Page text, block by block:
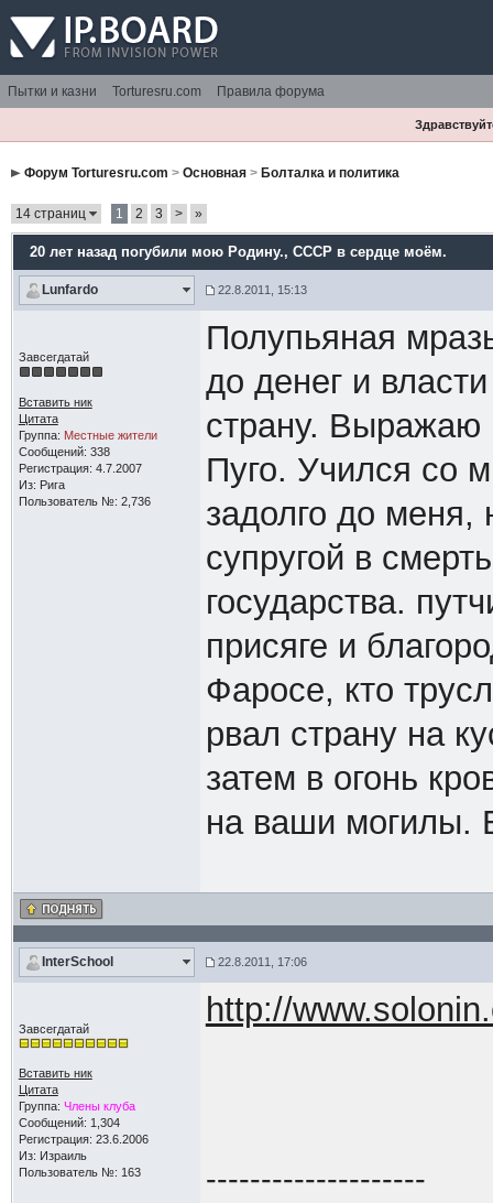
Пытки и казни Torturesru.com Правила форума
Форум Torturesru.com > Основная> Болталка и политика
14 страниц 1 2 3 > »
20 лет назад погубили мою Родину., СССР в сердце моём.
Lunfardo 22.8.2011, 15:13
Завсегдатай
Вставить ник
Цитата
Группа: Местные жители
Сообщений: 338
Регистрация: 4.7.2007
Из: Рига
Пользователь №: 2,736
Полупьяная
до денег и
страну. Выражаю
Пуго. Учился со
задолго до
супругой в
государства.
присяге и
Фаросе, кто
рвал страну на
затем в огонь
на ваши могилы.
InterSchool 22.8.2011, 17:06
Завсегдатай
Вставить ник
Цитата
Группа: Члены клуба
Сообщений: 1,304
Регистрация: 23.6.2006
Из: Израиль
Пользователь №: 163
http://
--------------------